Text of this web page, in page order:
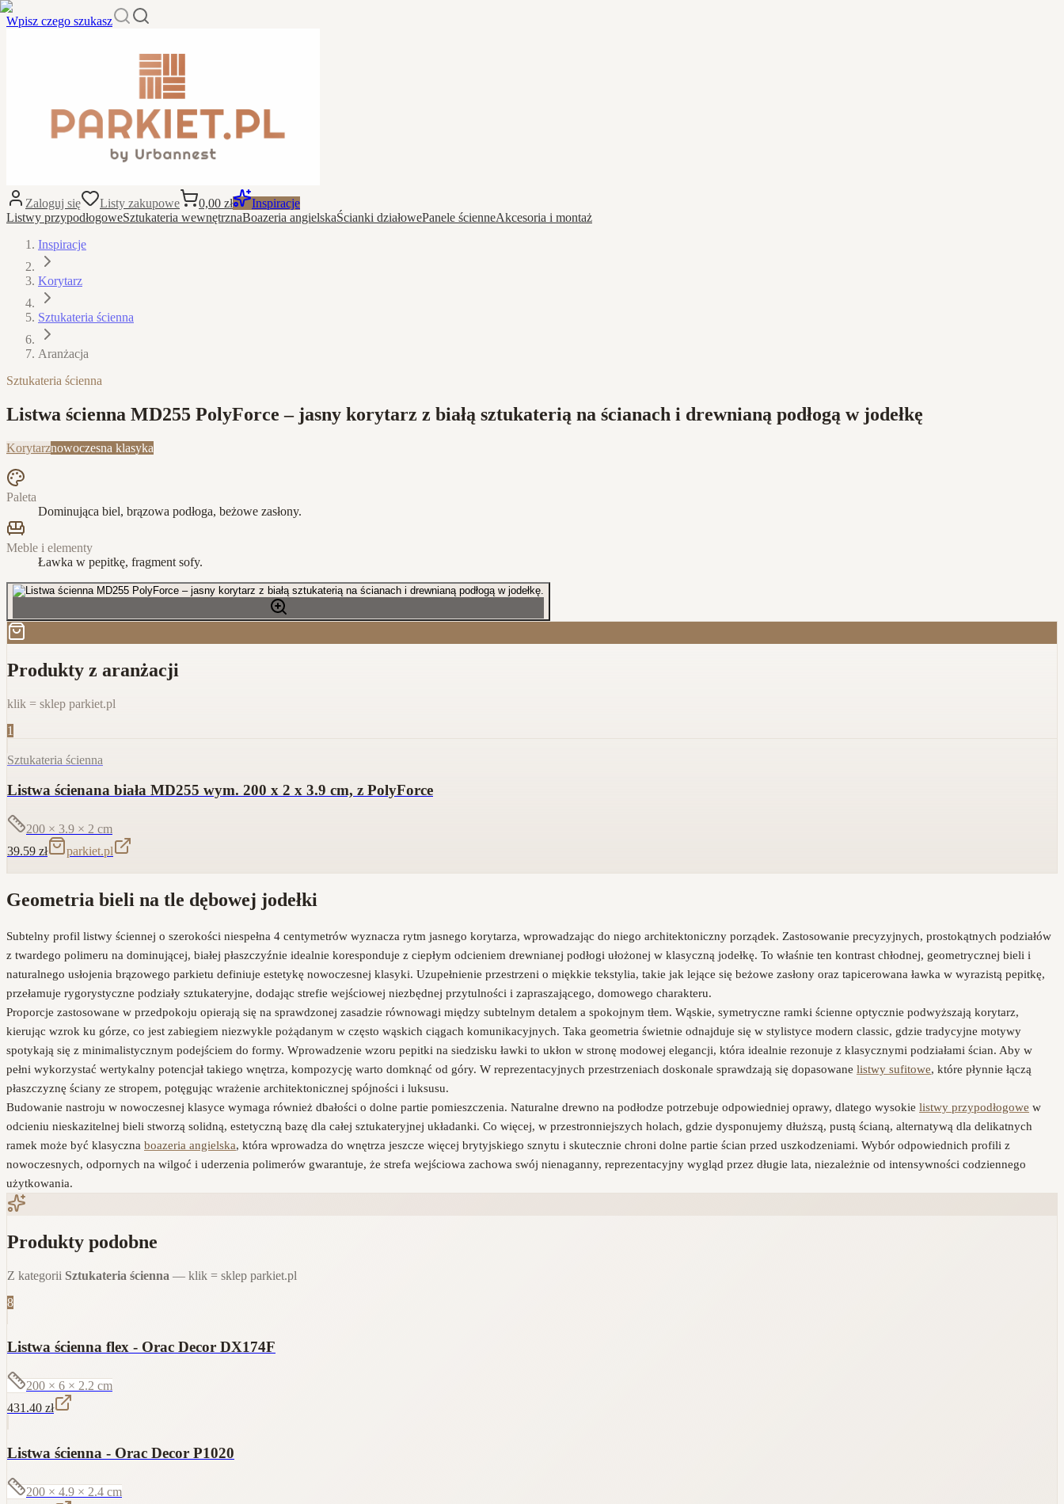
Wpisz czego szukasz
Zaloguj się Listy zakupowe 0,00 zł
Inspiracje
Listwy przypodłogoweSztukateria wewnętrznaBoazeria angielskaŚcianki działowePanele ścienneAkcesoria i montaż
Inspiracje
Korytarz
Sztukateria ścienna
Aranżacja
Sztukateria ścienna
Listwa ścienna MD255 PolyForce – jasny korytarz z białą sztukaterią na ścianach i drewnianą podłogą w jodełkę
Korytarznowoczesna klasyka
Paleta
Dominująca biel, brązowa podłoga, beżowe zasłony.
Meble i elementy
Ławka w pepitkę, fragment sofy.
Produkty z aranżacji
klik = sklep parkiet.pl
1
Sztukateria ścienna
Listwa ścienana biała MD255 wym. 200 x 2 x 3.9 cm, z PolyForce
200 × 3.9 × 2 cm
39.59 zł parkiet.pl
Geometria bieli na tle dębowej jodełki
Subtelny profil listwy ściennej o szerokości niespełna 4 centymetrów wyznacza rytm jasnego korytarza, wprowadzając do niego architektoniczny porządek. Zastosowanie precyzyjnych, prostokątnych podziałów
z twardego polimeru na dominującej, białej płaszczyźnie idealnie koresponduje z ciepłym odcieniem drewnianej podłogi ułożonej w klasyczną jodełkę. To właśnie ten kontrast chłodnej, geometrycznej bieli i
naturalnego usłojenia brązowego parkietu definiuje estetykę nowoczesnej klasyki. Uzupełnienie przestrzeni o miękkie tekstylia, takie jak lejące się beżowe zasłony oraz tapicerowana ławka w wyrazistą pepitkę,
przełamuje rygorystyczne podziały sztukateryjne, dodając strefie wejściowej niezbędnej przytulności i zapraszającego, domowego charakteru.
Proporcje zastosowane w przedpokoju opierają się na sprawdzonej zasadzie równowagi między subtelnym detalem a spokojnym tłem. Wąskie, symetryczne ramki ścienne optycznie podwyższają korytarz,
kierując wzrok ku górze, co jest zabiegiem niezwykle pożądanym w często wąskich ciągach komunikacyjnych. Taka geometria świetnie odnajduje się w stylistyce modern classic, gdzie tradycyjne motywy
spotykają się z minimalistycznym podejściem do formy. Wprowadzenie wzoru pepitki na siedzisku ławki to ukłon w stronę modowej elegancji, która idealnie rezonuje z klasycznymi podziałami ścian. Aby w
pełni wykorzystać wertykalny potencjał takiego wnętrza, kompozycję warto domknąć od góry. W reprezentacyjnych przestrzeniach doskonale sprawdzają się dopasowane listwy sufitowe, które płynnie łączą
płaszczyznę ściany ze stropem, potęgując wrażenie architektonicznej spójności i luksusu.
Budowanie nastroju w nowoczesnej klasyce wymaga również dbałości o dolne partie pomieszczenia. Naturalne drewno na podłodze potrzebuje odpowiedniej oprawy, dlatego wysokie listwy przypodłogowe w
odcieniu nieskazitelnej bieli stworzą solidną, estetyczną bazę dla całej sztukateryjnej układanki. Co więcej, w przestronniejszych holach, gdzie dysponujemy dłuższą, pustą ścianą, alternatywą dla delikatnych
ramek może być klasyczna boazeria angielska, która wprowadza do wnętrza jeszcze więcej brytyjskiego sznytu i skutecznie chroni dolne partie ścian przed uszkodzeniami. Wybór odpowiednich profili z
nowoczesnych, odpornych na wilgoć i uderzenia polimerów gwarantuje, że strefa wejściowa zachowa swój nienaganny, reprezentacyjny wygląd przez długie lata, niezależnie od intensywności codziennego
użytkowania.
Produkty podobne
Z kategorii Sztukateria ścienna — klik = sklep parkiet.pl
8
Listwa ścienna flex - Orac Decor DX174F
200 × 6 × 2.2 cm
431.40 zł
Listwa ścienna - Orac Decor P1020
200 × 4.9 × 2.4 cm